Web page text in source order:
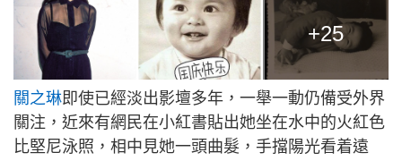
+25
關之琳即使已經淡出影壇多年，一舉一動仍備受外界
關注，近來有網民在小紅書貼出她坐在水中的火紅色
比堅尼泳照，相中見她一頭曲髮，手擋陽光看着遠